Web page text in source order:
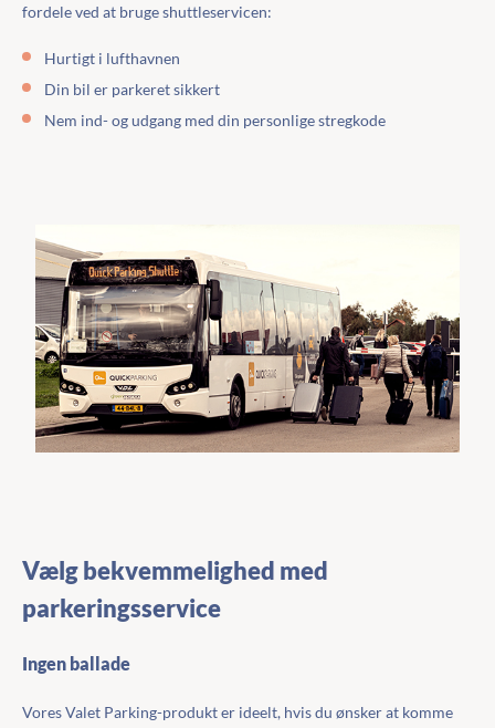
fordele ved at bruge shuttleservicen:
Hurtigt i lufthavnen
Din bil er parkeret sikkert
Nem ind- og udgang med din personlige stregkode
Vælg bekvemmelighed med
parkeringsservice
Ingen ballade
Vores Valet Parking-produkt er ideelt, hvis du ønsker at komme